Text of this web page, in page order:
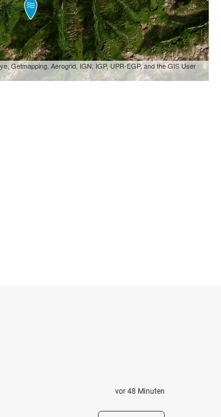
Getmapping, Aerogrid, IGN, IGP, UPR-EGP, and the GIS User
vor 48 Minuten